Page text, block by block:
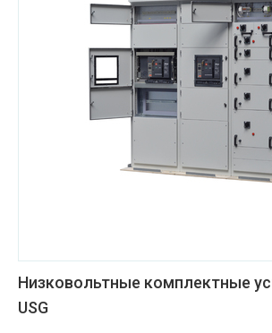
Низковольтные комплектные
USG